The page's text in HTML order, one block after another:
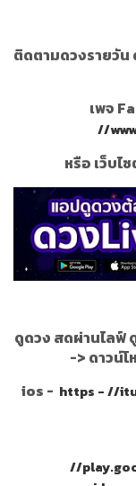
ติดตามดวงรายวัน
เพจ
//
หรือ เว็บไ
ดูดวง สดผ่านไลฟ์
-> ดาวน์
ios - https - //
//